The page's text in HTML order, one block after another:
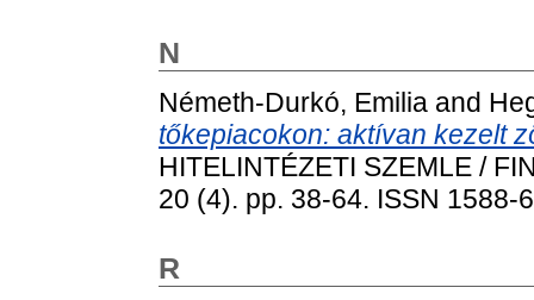
N
Németh-Durkó, Emilia and
tőkepiacokon: aktívan kezelt
HITELINTÉZETI SZEMLE /
20 (4). pp. 38-64. ISSN 1588-
R